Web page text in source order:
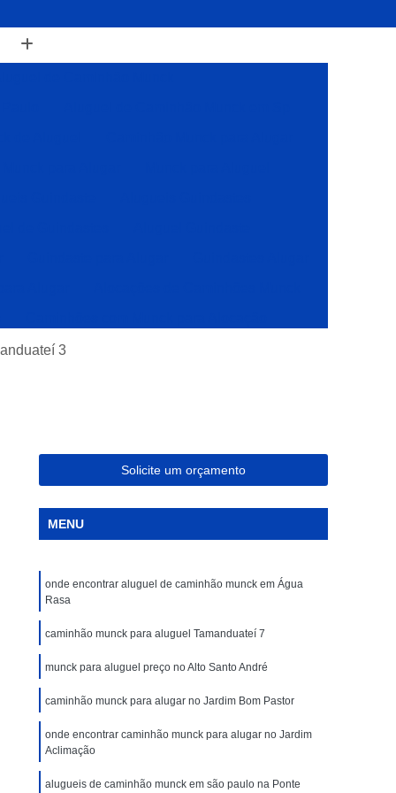
Caminhões com Muncks para Alocações
Caminhões com Munck para Aluguel
Caminhões Muncks de Aluguel
Caminhão Guindauto Munck para Locação
Caminhões Tipo Munck para Locar
Locações de Caminhões Munck
3
Solicite um orçamento
MENU
onde encontrar aluguel de caminhão munck em Água
Rasa
caminhão munck para aluguel Tamanduateí 7
munck para aluguel preço no Alto Santo André
caminhão munck para alugar no Jardim Bom Pastor
onde encontrar caminhão munck para alugar no Jardim
Aclimação
alugueis de caminhão munck em são paulo na Ponte